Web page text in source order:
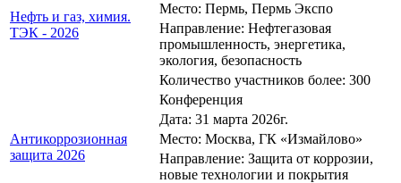
Нефть и газ, химия.
ТЭК - 2026
Место: Пермь, Пермь Экспо
Направление: Нефтегазовая
промышленность, энергетика,
экология, безопасность
Количество участников более: 300
Антикоррозионная
защита 2026
Конференция
Дата: 31 марта 2026г.
Место: Москва, ГК «Измайлово»
Направление: Защита от коррозии,
новые технологии и покрытия